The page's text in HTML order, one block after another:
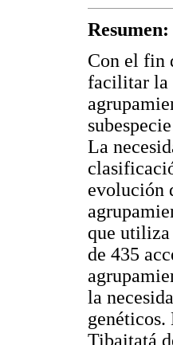
Resumen:
Con el fin
facilitar la
La
evolución
que
de 435
la
Tibaitatá